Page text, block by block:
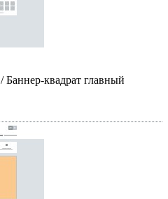
/ Баннер-квадрат главный